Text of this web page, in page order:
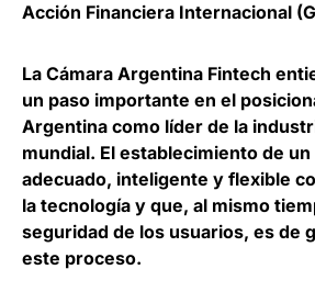
Acción Financiera Internacional
La Cámara Argentina Fintech
un paso importante en el
Argentina como líder de la
mundial. El establecimiento de
adecuado, inteligente y flexible
la tecnología y que, al mismo
seguridad de los usuarios, es de
este proceso.